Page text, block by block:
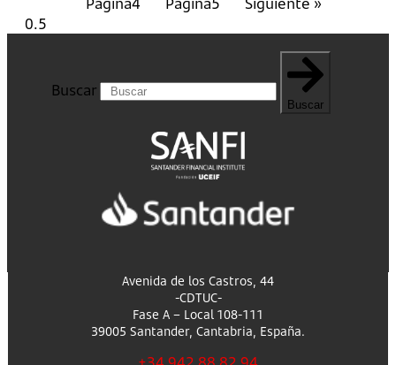
Buscar
Buscar
Avenida de los Castros, 44
-CDTUC-
Fase A – Local 108-111
39005 Santander, Cantabria, España.